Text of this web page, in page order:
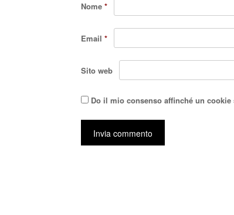
Nome *
Email *
Sito web
Do il mio consenso affinché un